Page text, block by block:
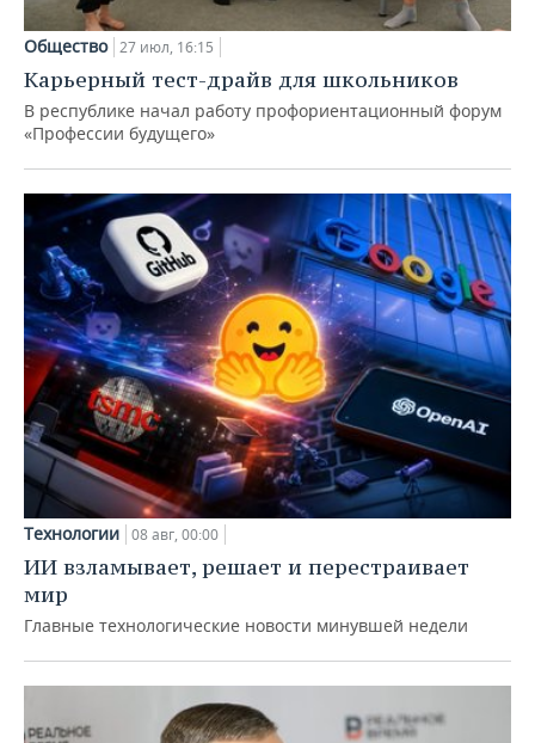
Общество 27 июл, 16:15
Карьерный тест-драйв для школьников
В республике начал работу профориентационный форум
«Профессии будущего»
Технологии 08 авг, 00:00
ИИ взламывает, решает и перестраивает
мир
Главные технологические новости минувшей недели